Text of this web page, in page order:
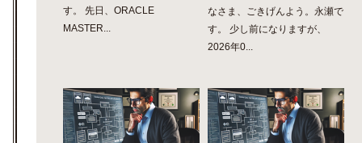
す。 先日、ORACLE
MASTER...
なさま、ごきげんよう。永瀬で
す。 少し前になりますが、
2026年0...